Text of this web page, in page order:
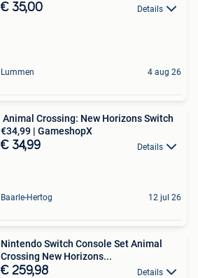
€ 35,00 Details
Lummen 4 aug 26
️ Animal Crossing: New Horizons Switch
€34,99 | GameshopX
€ 34,99 Details
Baarle-Hertog 12 jul 26
Nintendo Switch Console Set Animal
Crossing New Horizons...
€ 259,98 Details